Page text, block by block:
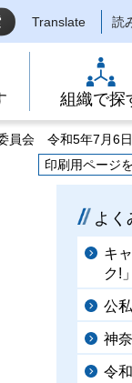
Translate 読
組織で探
員会 令和5年7月6
印刷用ページ
よく
キ
ク!
公
神
令